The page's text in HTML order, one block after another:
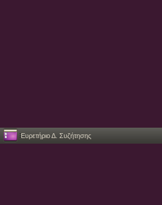
Ευρετήριο Δ. Συζήτησης